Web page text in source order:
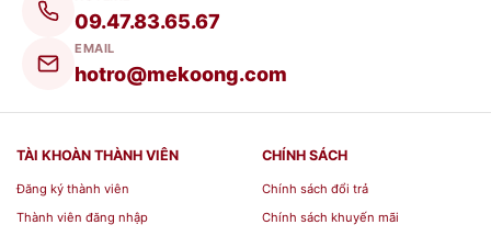
Giá: 21000
Màu sắc: Trắng trong; Hồng; Xanh ngọc;
Xanh cổ vịt; Đỏ
Chất liệu: Nhựa PP (Polypropylen) nguyên
09.47.83.65.67
EMAIL
hotro@mekoong.com
TÀI KHOÀN THÀNH VIÊN
Đăng ký thành viên
Thành viên đăng nhập
CHÍNH SÁCH
Chính sách đổi trả
Chính sách khuyến mãi